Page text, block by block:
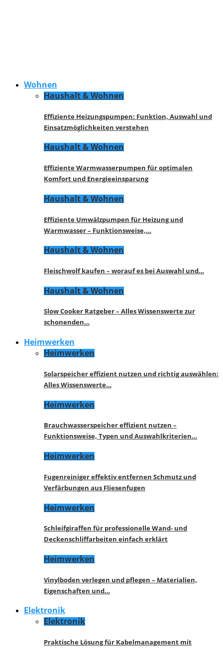
Wohnen
Haushalt & Wohnen
Effiziente Heizungspumpen: Funktion, Auswahl und
Einsatzmöglichkeiten verstehen
Haushalt & Wohnen
Effiziente Warmwasserpumpen für optimalen
Komfort und Energieeinsparung
Haushalt & Wohnen
Effiziente Umwälzpumpen für Heizung und
Warmwasser – Funktionsweise,…
Haushalt & Wohnen
Fleischwolf kaufen – worauf es bei Auswahl und…
Haushalt & Wohnen
Slow Cooker Ratgeber – Alles Wissenswerte zur
schonenden…
Heimwerken
Heimwerken
Solarspeicher effizient nutzen und richtig auswählen:
Alles Wissenswerte…
Heimwerken
Brauchwasserspeicher effizient nutzen –
Funktionsweise, Typen und Auswahlkriterien…
Heimwerken
Fugenreiniger effektiv entfernen Schmutz und
Verfärbungen aus Fliesenfugen
Heimwerken
Schleifgiraffen für professionelle Wand- und
Deckenschliffarbeiten einfach erklärt
Heimwerken
Vinylboden verlegen und pflegen – Materialien,
Eigenschaften und…
Elektronik
Elektronik
Praktische Lösung für Kabelmanagement mit